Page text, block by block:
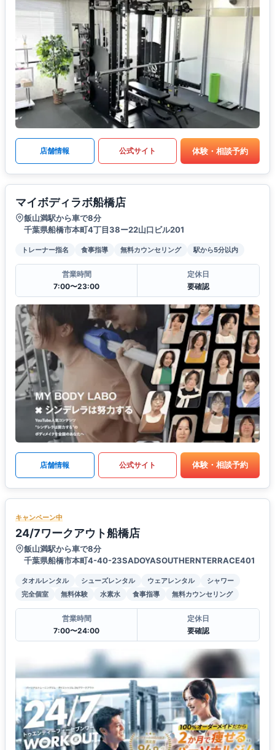
店舗情報 公式サイト 体験・相談予約
マイボディラボ船橋店
飯山満駅から車で8分
千葉県船橋市本町4丁目38ー22山口ビル201
トレーナー指名 食事指導 無料カウンセリング 駅から5分以内
営業時間
7:00〜23:00
定休日
要確認
店舗情報 公式サイト 体験・相談予約
キャンペーン中
24/7ワークアウト船橋店
飯山満駅から車で8分
千葉県船橋市本町4-40-23SADOYASOUTHERNTERRACE401
タオルレンタル シューズレンタル ウェアレンタル
シャワー
完全個室
無料体験 水素水 食事指導 無料カウンセリング
営業時間
7:00〜24:00
定休日
要確認